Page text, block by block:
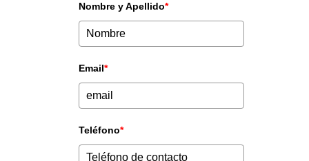
Nombre y Apellido*
Email*
Teléfono*